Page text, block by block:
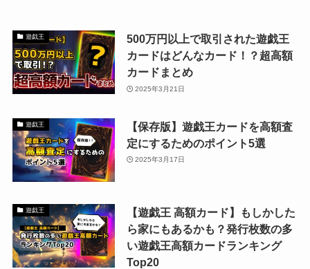
遊戯王
500万円以上で取引された遊戯王
カードはどんなカード！？超高額
カードまとめ
2025年3月21日
遊戯王
【保存版】遊戯王カードを高額査
定にするためのポイント5選
2025年3月17日
遊戯王
【遊戯王 高額カード】もしかした
ら家にもあるかも？発行枚数の多
い遊戯王高額カードランキング
Top20